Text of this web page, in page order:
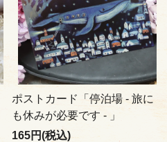
ポストカード「停泊場 - 旅に
も休みが必要です - 」
165円(税込)